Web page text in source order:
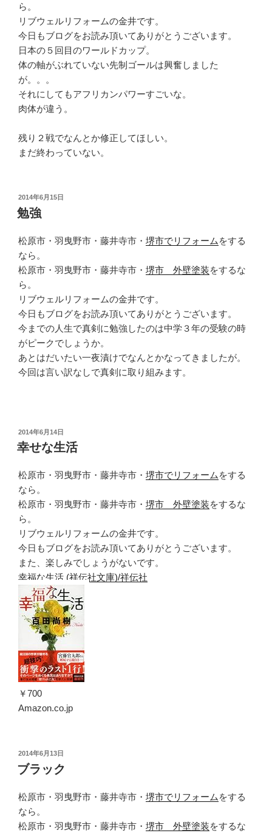
ら。
リブウェルリフォームの金井です。
今日もブログをお読み頂いてありがとうございます。
日本の５回目のワールドカップ。
体の軸がぶれていない先制ゴールは興奮しました
が。。。
それにしてもアフリカンパワーすごいな。
肉体が違う。
残り２戦でなんとか修正してほしい。
まだ終わっていない。
投
稿
日:
2014年6月15日
勉強
松原市・羽曳野市・藤井寺市・ 堺市でリフォーム をする
なら。
松原市・羽曳野市・藤井寺市・ 堺市 外壁塗装をするな
ら。
リブウェルリフォームの金井です。
今日もブログをお読み頂いてありがとうございます。
今までの人生で真剣に勉強したのは中学３年の受験の時
がピークでしょうか。
あとはだいたい一夜漬けでなんとかなってきましたが。
今回は言い訳なしで真剣に取り組みます。
投
稿
日:
2014年6月14日
幸せな生活
松原市・羽曳野市・藤井寺市・ 堺市でリフォーム をする
なら。
松原市・羽曳野市・藤井寺市・ 堺市 外壁塗装をするな
ら。
リブウェルリフォームの金井です。
今日もブログをお読み頂いてありがとうございます。
また、楽しみでしょうがないです。
幸福な生活 (祥伝社文庫)/祥伝社
￥700
Amazon.co.jp
投
稿
日:
2014年6月13日
ブラック
松原市・羽曳野市・藤井寺市・ 堺市でリフォーム をする
なら。
松原市・羽曳野市・藤井寺市・ 堺市 外壁塗装をするな